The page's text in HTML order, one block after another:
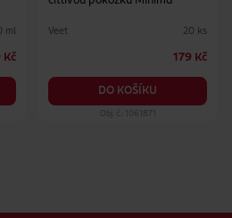
ml
Kč
Veet 20 ks
179 Kč
DO KOŠÍKU
Obj. č.: 1061871